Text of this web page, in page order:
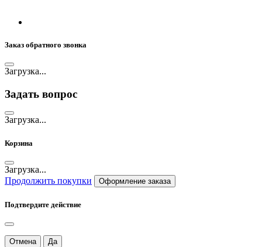
Заказ обратного звонка
Загрузка...
Задать вопрос
Загрузка...
Корзина
Загрузка...
Продолжить покупки
Оформление заказа
Подтвердите действие
Отмена Да